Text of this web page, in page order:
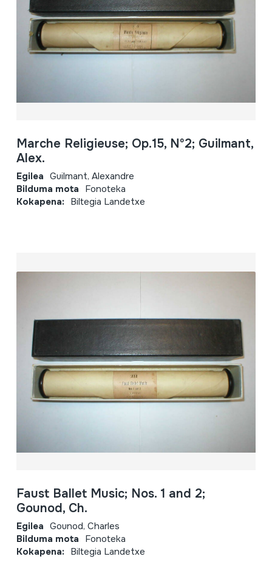
Marche Religieuse; Op.15, Nº2; Guilmant,
Alex.
Egilea Guilmant, Alexandre
Bilduma mota Fonoteka
Kokapena: Biltegia Landetxe
Faust Ballet Music; Nos. 1 and 2;
Gounod, Ch.
Egilea Gounod, Charles
Bilduma mota Fonoteka
Kokapena: Biltegia Landetxe